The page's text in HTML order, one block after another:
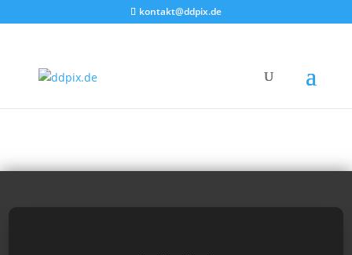
kontakt@ddpix.de
"Schnee"